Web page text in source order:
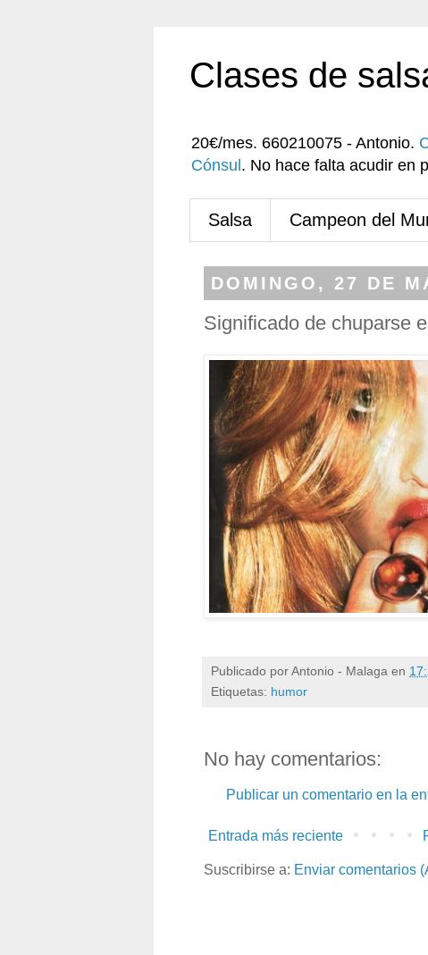
Clases de
20€/mes. 660210075 - Antonio.
Cónsul . No hace falta acudir en
Salsa Campeon del
DOMINGO, 27 DE
Significado de chuparse
Publicado porAntonio - Malaga en
Etiquetas: humor
No hay comentarios:
Publicar un comentario en la
Entrada más reciente
Suscribirse a: Enviar comentarios